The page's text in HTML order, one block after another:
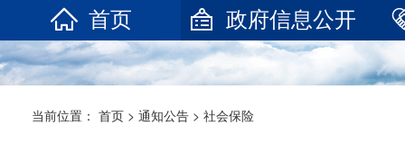
首页 政府信息公开
当前位置： 首页 > 通知公告 > 社会保险